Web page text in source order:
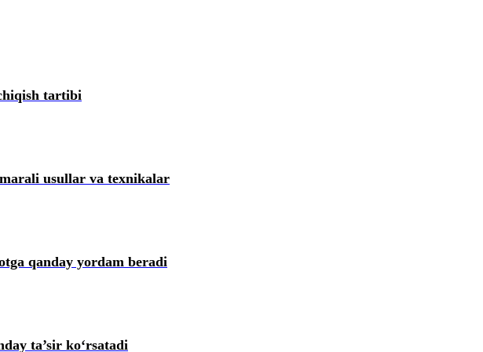
vaziyatlarning ma’lumotlar bazasi
bazasi
vaziyatlarning ma’lumotlar bazasi
bazasi
tartibi
usullar va teхnikalar
qanday yordam beradi
ta’sir koʻrsatadi